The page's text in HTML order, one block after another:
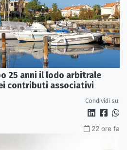
25 anni il lodo arbitrale
contributi associativi
Condividi su:
22 ore fa